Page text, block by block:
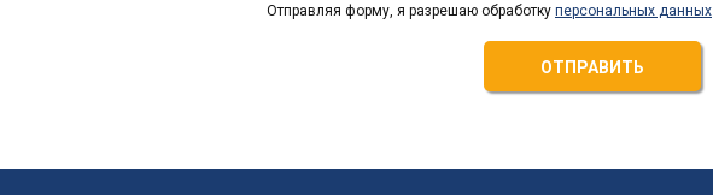
Отправляя форму, я разрешаю обработку персональных данных
ОТПРАВИТЬ